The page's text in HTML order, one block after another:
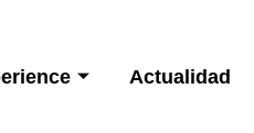
Actualidad